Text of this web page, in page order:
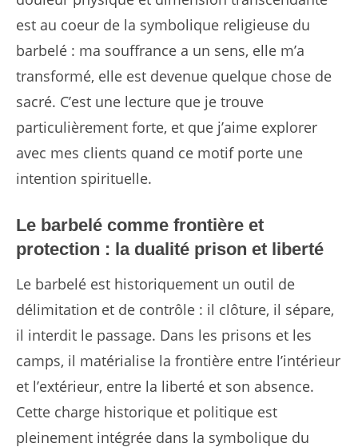
est au coeur de la symbolique religieuse du
barbelé : ma souffrance a un sens, elle m’a
transformé, elle est devenue quelque chose de
sacré. C’est une lecture que je trouve
particulièrement forte, et que j’aime explorer
avec mes clients quand ce motif porte une
intention spirituelle.
Le barbelé comme frontière et
protection : la dualité prison et liberté
Le barbelé est historiquement un outil de
délimitation et de contrôle : il clôture, il sépare,
il interdit le passage. Dans les prisons et les
camps, il matérialise la frontière entre l’intérieur
et l’extérieur, entre la liberté et son absence.
Cette charge historique et politique est
pleinement intégrée dans la symbolique du